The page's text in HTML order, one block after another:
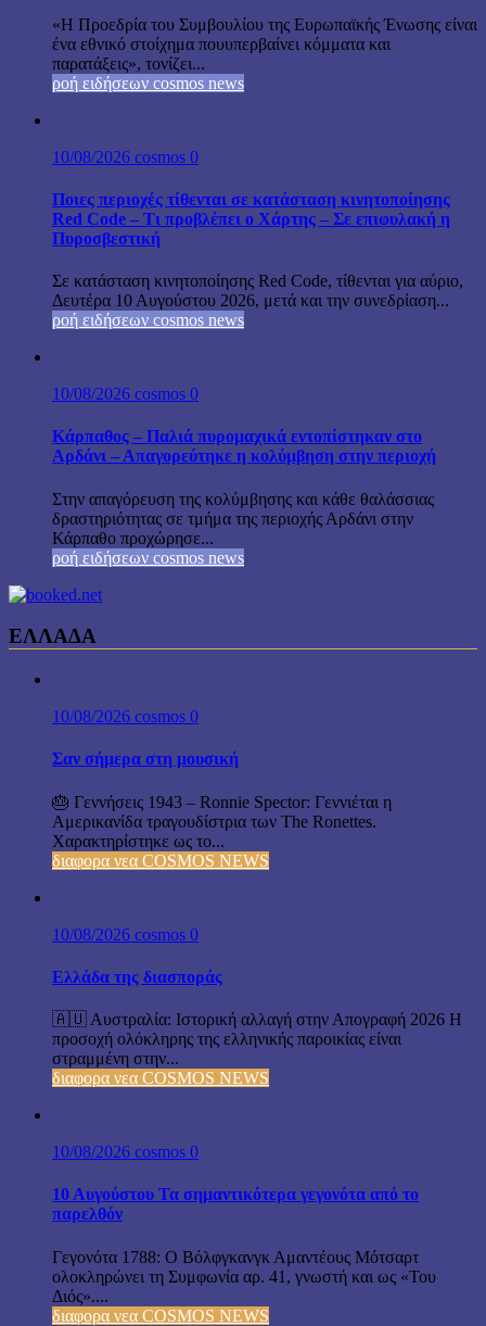
«Η Προεδρία του Συμβουλίου της Ευρωπαϊκής Ένωσης είναι
ένα εθνικό στοίχημα πουυπερβαίνει κόμματα και
παρατάξεις», τονίζει...
ροή ειδήσεων cosmos news
10/08/2026 cosmos 0
Ποιες περιοχές τίθενται σε κατάσταση κινητοποίησης
Red Code – Τι προβλέπει ο Χάρτης – Σε επιφυλακή η
Πυροσβεστική
Σε κατάσταση κινητοποίησης Red Code, τίθενται για αύριο,
Δευτέρα 10 Αυγούστου 2026, μετά και την συνεδρίαση...
ροή ειδήσεων cosmos news
10/08/2026 cosmos 0
Κάρπαθος – Παλιά πυρομαχικά εντοπίστηκαν στο
Αρδάνι – Απαγορεύτηκε η κολύμβηση στην περιοχή
Στην απαγόρευση της κολύμβησης και κάθε θαλάσσιας
δραστηριότητας σε τμήμα της περιοχής Αρδάνι στην
Κάρπαθο προχώρησε...
ροή ειδήσεων cosmos news
ΕΛΛΑΔΑ
10/08/2026 cosmos 0
Σαν σήμερα στη μουσική
🎂 Γεννήσεις 1943 – Ronnie Spector: Γεννιέται η
Αμερικανίδα τραγουδίστρια των The Ronettes.
Χαρακτηρίστηκε ως το...
διαφορα νεα COSMOS NEWS
10/08/2026 cosmos 0
Ελλάδα της διασποράς
🇦🇺 Αυστραλία: Ιστορική αλλαγή στην Απογραφή 2026 Η
προσοχή ολόκληρης της ελληνικής παροικίας είναι
στραμμένη στην...
διαφορα νεα COSMOS NEWS
10/08/2026 cosmos 0
10 Αυγούστου Τα σημαντικότερα γεγονότα από το
παρελθόν
Γεγονότα 1788: Ο Βόλφγκανγκ Αμαντέους Μότσαρτ
ολοκληρώνει τη Συμφωνία αρ. 41, γνωστή και ως «Του
Διός»....
διαφορα νεα COSMOS NEWS